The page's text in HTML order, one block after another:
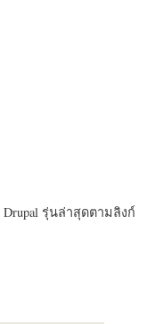
รุ่นล่าสุดตามลิงก์